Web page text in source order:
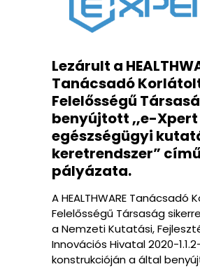
Lezárult a
Tanácsadó
Felelősségű
benyújtott „e-Xpert
egészségügyi
keretrendszer” című
pályázata.
A HEALTHWARE Tanácsadó
Felelősségű Társaság
a Nemzeti Kutatási,
Innovációs Hivatal 2020-1.1.2-
konstrukcióján a által